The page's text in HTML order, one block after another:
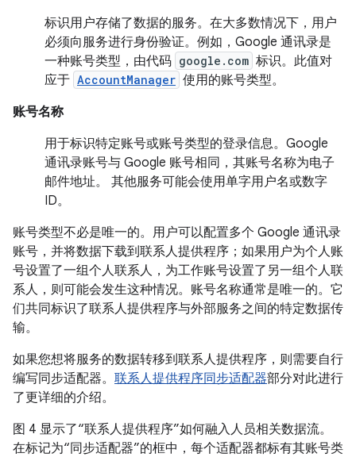
标识用户存储了数据的服务。在大多数情况下，用户
必须向服务进行身份验证。例如，Google 通讯录是
一种账号类型，由代码 google.com 标识。此值对
应于 AccountManager 使用的账号类型。
账号名称
用于标识特定账号或账号类型的登录信息。Google
通讯录账号与 Google 账号相同，其账号名称为电子
邮件地址。 其他服务可能会使用单字用户名或数字
ID。
账号类型不必是唯一的。用户可以配置多个 Google 通讯录
账号，并将数据下载到联系人提供程序；如果用户为个人账
号设置了一组个人联系人，为工作账号设置了另一组个人联
系人，则可能会发生这种情况。账号名称通常是唯一的。它
们共同标识了联系人提供程序与外部服务之间的特定数据传
输。
如果您想将服务的数据转移到联系人提供程序，则需要自行
编写同步适配器。 联系人提供程序同步适配器部分对此进行
了更详细的介绍。
图 4 显示了“联系人提供程序”如何融入人员相关数据流。
在标记为“同步适配器”的框中，每个适配器都标有其账号类